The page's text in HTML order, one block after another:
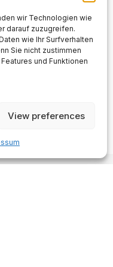
wir Technologien wie
darauf zuzugreifen.
wie Ihr Surfverhalten
Sie nicht zustimmen
und Funktionen
View preferences